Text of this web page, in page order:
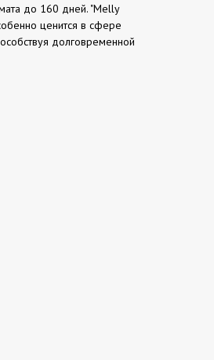
до 160 дней. "Melly
ценится в сфере
долговременной